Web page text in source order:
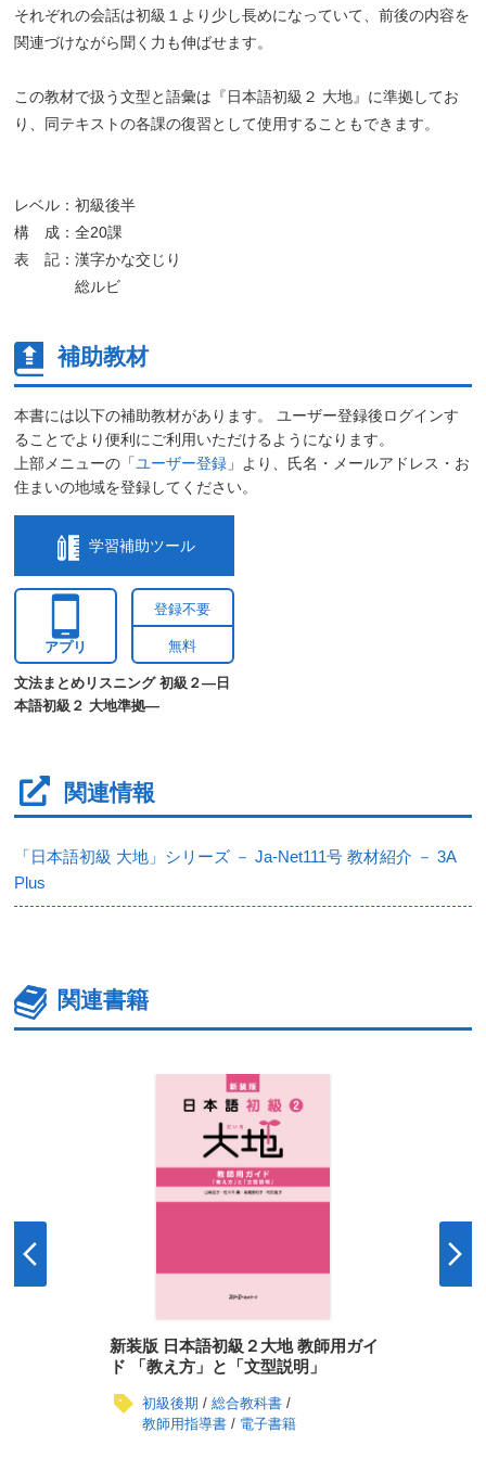
それぞれの会話は初級１より少し長めになっていて、前後の内容を
関連づけながら聞く力も伸ばせます。
この教材で扱う文型と語彙は『日本語初級２ 大地』に準拠してお
り、同テキストの各課の復習として使用することもできます。
レベル：初級後半
構 成：全20課
表 記：漢字かな交じり
総ルビ
補助教材
本書には以下の補助教材があります。 ユーザー登録後ログインす
ることでより便利にご利用いただけるようになります。
上部メニューの「ユーザー登録 」より、氏名・メールアドレス・お
住まいの地域を登録してください。
学習補助ツール
アプリ
登録不要
無料
文法まとめリスニング 初級２―日
本語初級２ 大地準拠―
関連情報
「日本語初級 大地」シリーズ － Ja-Net111号 教材紹介 － 3A
Plus
関連書籍
新装版 日本語初級２大地 教師用ガイ
ド 「教え方」と「文型説明」
初級後期
総合教科書
教師用指導書
電子書籍